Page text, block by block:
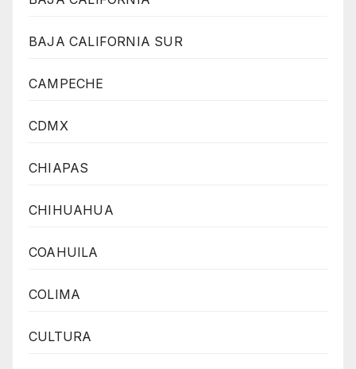
BAJA CALIFORNIA SUR
CAMPECHE
CDMX
CHIAPAS
CHIHUAHUA
COAHUILA
COLIMA
CULTURA